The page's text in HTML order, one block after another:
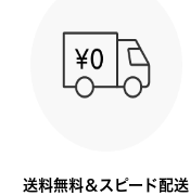
送料無料＆スピード配送